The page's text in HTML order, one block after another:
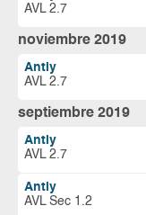
AVL 2.7
noviembre 2019
Antiy
AVL 2.7
septiembre 2019
Antiy
AVL 2.7
Antiy
AVL Sec 1.2